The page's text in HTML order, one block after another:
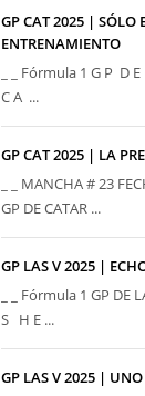
GP CAT 2025 | SÓLO
ENTRENAMIENTO
_ _ Fórmula 1 G P D
C A ...
GP CAT 2025 | LA
_ _ MANCHA # 23
GP DE CATAR ...
GP LAS V 2025 |
_ _ Fórmula 1 GP DE
S H E ...
GP LAS V 2025 |